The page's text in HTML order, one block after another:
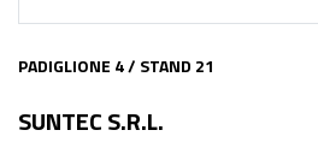
PADIGLIONE 4 / STAND 21
SUNTEC S.R.L.